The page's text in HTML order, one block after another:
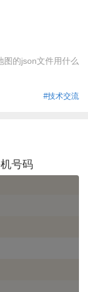
图的json文件用什么
#技术交流
号码